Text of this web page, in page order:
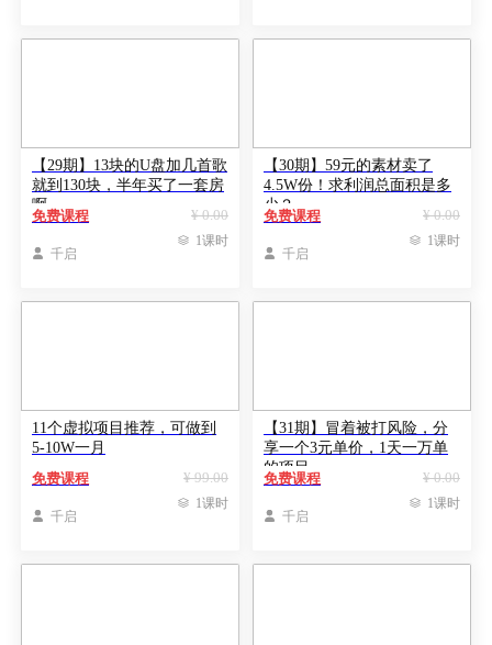
【29期】13块的U盘加几首歌
就到130块，半年买了一套房
啊
¥ 0.00
免费课程
 千启
 1课时
【30期】59元的素材卖了
4.5W份！求利润总面积是多
少？
¥ 0.00
免费课程
 千启
 1课时
11个虚拟项目推荐，可做到
5-10W一月
¥ 99.00
免费课程
 千启
 1课时
【31期】冒着被打风险，分
享一个3元单价，1天一万单
的项目
¥ 0.00
免费课程
 千启
 1课时